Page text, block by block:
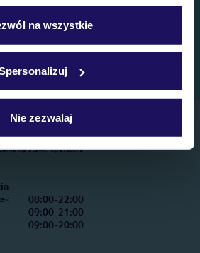
wybór wchodząc w zakładkę
o plikach cookie znajdziesz
na wszystkie
Nie zezwalaj
Rezerwacji
wg stawki operatora
08:00-22:00
09:00-21:00
09:00-20:00